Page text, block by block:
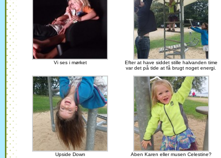
Vi ses i mørket
Efter at have siddet stille halvanden time
var det på tide at få brugt noget energi.
Upside Down Aben Karen eller musen Celestine?